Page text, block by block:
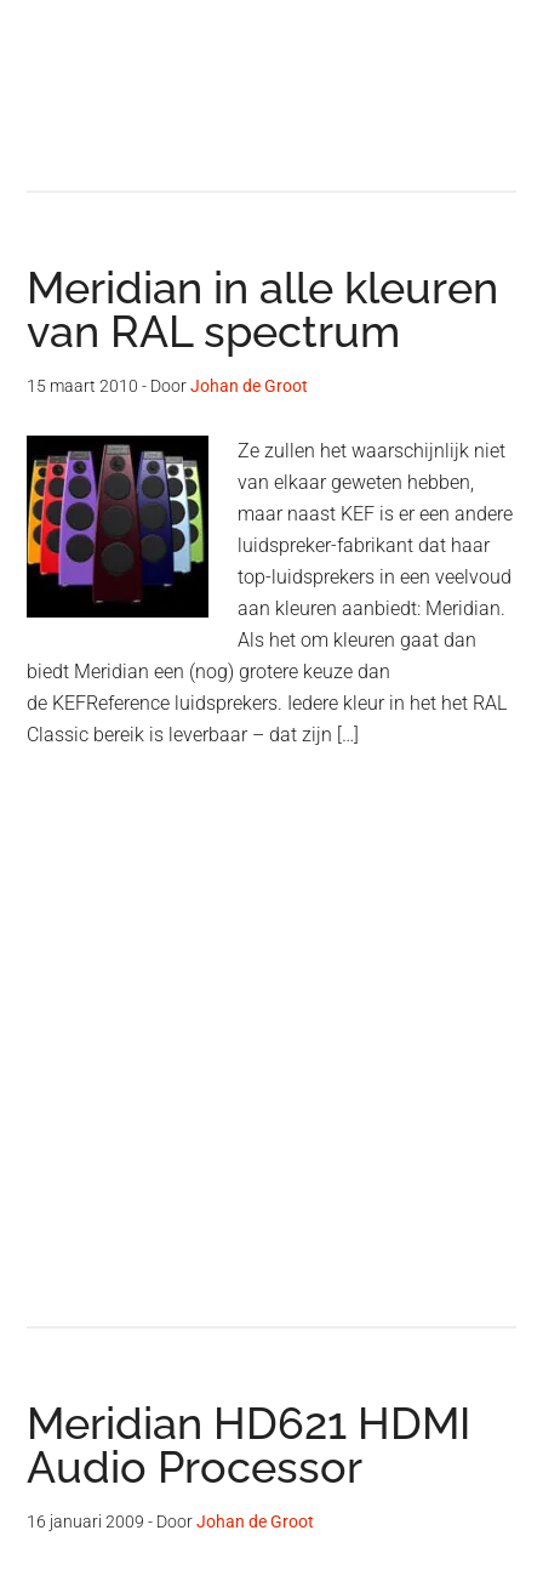
Meridian in alle kleuren
van RAL spectrum
15 maart 2010 - DoorJohan de Groot
Ze zullen het waarschijnlijk niet
van elkaar geweten hebben,
maar naast KEF is er een andere
luidspreker-fabrikant dat haar
top-luidsprekers in een veelvoud
aan kleuren aanbiedt: Meridian.
Als het om kleuren gaat dan
biedt Meridian een (nog) grotere keuze dan
de KEFReference luidsprekers. Iedere kleur in het het RAL
Classic bereik is leverbaar – dat zijn […]
Meridian HD621 HDMI
Audio Processor
16 januari 2009 - DoorJohan de Groot